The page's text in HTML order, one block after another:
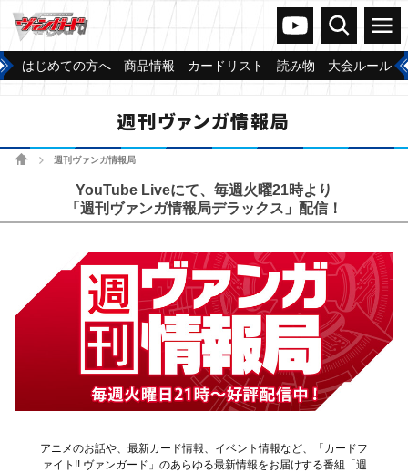
ヴァンガードch
検索 メニュー
はじめての方へ 商品情報 カードリスト 読み物 大会ルール
週刊ヴァンガ情報局
ホーム週刊ヴァンガ情報局
YouTube Liveにて、毎週火曜21時より
「週刊ヴァンガ情報局デラックス」配信！
アニメのお話や、最新カード情報、イベント情報など、「カードフ
ァイト!! ヴァンガード」のあらゆる最新情報をお届けする番組「週